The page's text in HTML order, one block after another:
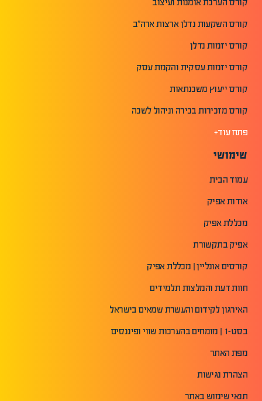
קורס השקעות נדלן ארצות ארה"ב
קורס יזמות נדלן
קורס יזמות עסקית והקמת עסק
קורס ייעוץ משכנתאות
קורס מזכירות בכירה וניהול לשכה
פתח עוד+
שימושי
עמוד הבית
אודות אפיק
מכללת אפיק
אפיק בתקשורת
קורסים אונליין | מכללת אפיק
חוות דעת והמלצות תלמידים
האירגון לקידום והעשרת שמאים בישראל
בסט-1 | מומחים בהערכות שווי ופיננסים
מפת האתר
הצהרת נגישות
תנאי שימוש באתר